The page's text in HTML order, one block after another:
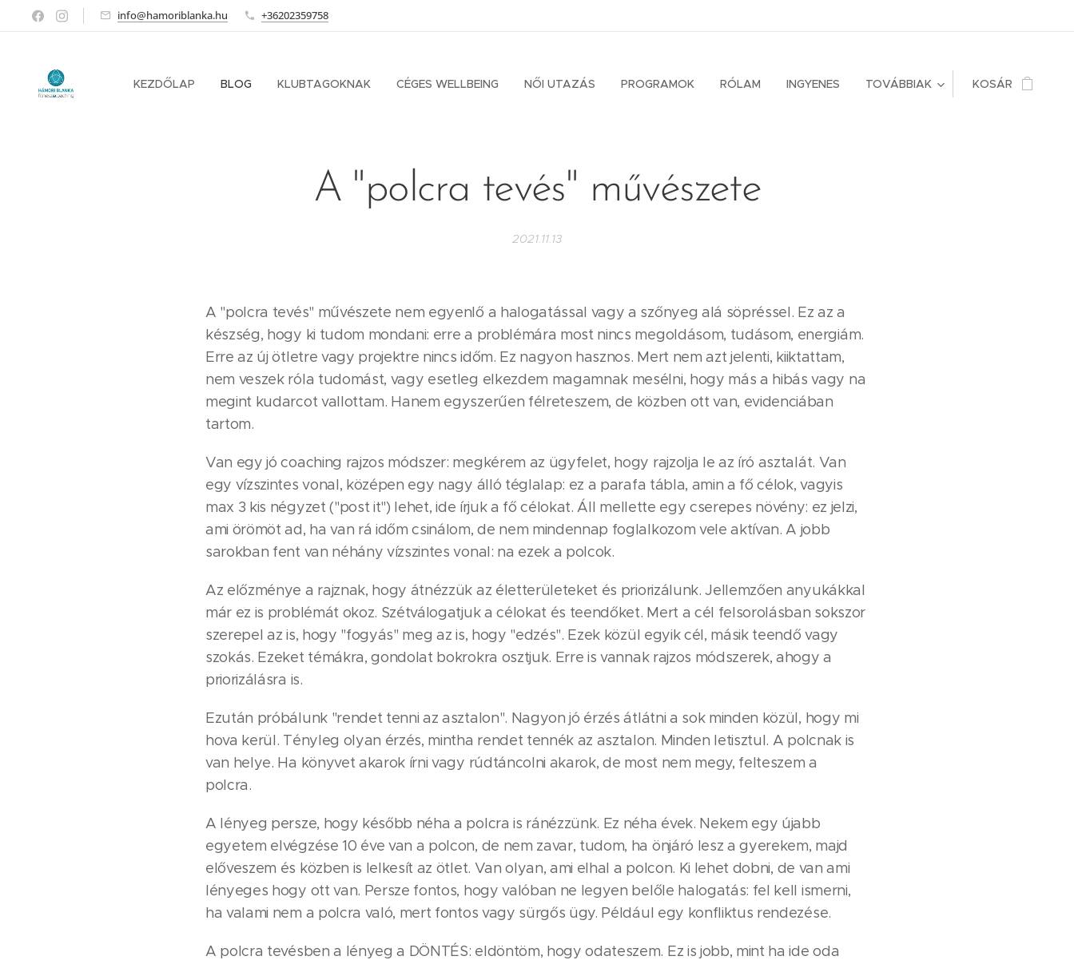
info@hamoriblanka.hu +36202359758
KEZDŐLAP BLOG KLUBTAGOKNAK CÉGES WELLBEING NŐI UTAZÁS PROGRAMOK RÓLAM INGYENES TOVÁBBIAK KOSÁR
A "polcra tevés" művészete
2021.11.13
A "polcra tevés" művészete nem egyenlő a halogatással vagy a szőnyeg alá söpréssel. Ez az a
készség, hogy ki tudom mondani: erre a problémára most nincs megoldásom, tudásom, energiám.
Erre az új ötletre vagy projektre nincs időm. Ez nagyon hasznos. Mert nem azt jelenti, kiiktattam,
nem veszek róla tudomást, vagy esetleg elkezdem magamnak mesélni, hogy más a hibás vagy na
megint kudarcot vallottam. Hanem egyszerűen félreteszem, de közben ott van, evidenciában
tartom.
Van egy jó coaching rajzos módszer: megkérem az ügyfelet, hogy rajzolja le az író asztalát. Van
egy vízszintes vonal, középen egy nagy álló téglalap: ez a parafa tábla, amin a fő célok, vagyis
max 3 kis négyzet ("post it") lehet, ide írjuk a fő célokat. Áll mellette egy cserepes növény: ez jelzi,
ami örömöt ad, ha van rá időm csinálom, de nem mindennap foglalkozom vele aktívan. A jobb
sarokban fent van néhány vízszintes vonal: na ezek a polcok.
Az előzménye a rajznak, hogy átnézzük az életterületeket és priorizálunk. Jellemzően anyukákkal
már ez is problémát okoz. Szétválogatjuk a célokat és teendőket. Mert a cél felsorolásban sokszor
szerepel az is, hogy "fogyás" meg az is, hogy "edzés". Ezek közül egyik cél, másik teendő vagy
szokás. Ezeket témákra, gondolat bokrokra osztjuk. Erre is vannak rajzos módszerek, ahogy a
priorizálásra is.
Ezután próbálunk "rendet tenni az asztalon". Nagyon jó érzés átlátni a sok minden közül, hogy mi
hova kerül. Tényleg olyan érzés, mintha rendet tennék az asztalon. Minden letisztul. A polcnak is
van helye. Ha könyvet akarok írni vagy rúdtáncolni akarok, de most nem megy, felteszem a
polcra.
A lényeg persze, hogy később néha a polcra is ránézzünk. Ez néha évek. Nekem egy újabb
egyetem elvégzése 10 éve van a polcon, de nem zavar, tudom, ha önjáró lesz a gyerekem, majd
előveszem és közben is lelkesít az ötlet. Van olyan, ami elhal a polcon. Ki lehet dobni, de van ami
lényeges hogy ott van. Persze fontos, hogy valóban ne legyen belőle halogatás: fel kell ismerni,
ha valami nem a polcra való, mert fontos vagy sürgős ügy. Például egy konfliktus rendezése.
A polcra tevésben a lényeg a DÖNTÉS: eldöntöm, hogy odateszem. Ez is jobb, mint ha ide oda